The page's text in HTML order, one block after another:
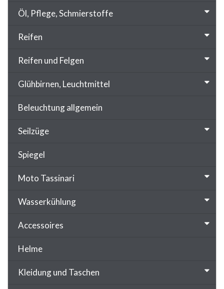
Öl, Pflege, Schmierstoffe
Reifen
Reifen und Felgen
Glühbirnen, Leuchtmittel
Beleuchtung allgemein
Seilzüge
Spiegel
Moto Tassinari
Wasserkühlung
Accessoires
Helme
Kleidung und Taschen